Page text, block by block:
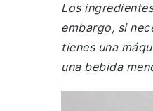
Los
embargo, si
tienes una
una bebida